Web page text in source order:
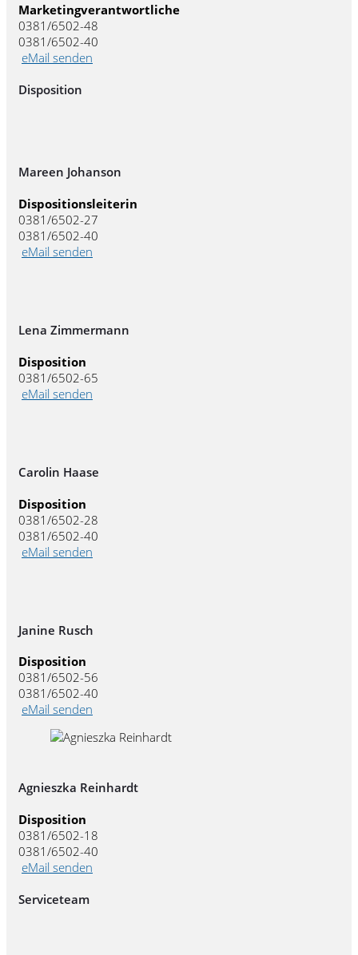
Marketingverantwortliche
0381/6502-48
0381/6502-40
eMail senden
Disposition
Mareen Johanson
Dispositionsleiterin
0381/6502-27
0381/6502-40
eMail senden
Lena Zimmermann
Disposition
0381/6502-65
eMail senden
Carolin Haase
Disposition
0381/6502-28
0381/6502-40
eMail senden
Janine Rusch
Disposition
0381/6502-56
0381/6502-40
eMail senden
Agnieszka Reinhardt
Disposition
0381/6502-18
0381/6502-40
eMail senden
Serviceteam